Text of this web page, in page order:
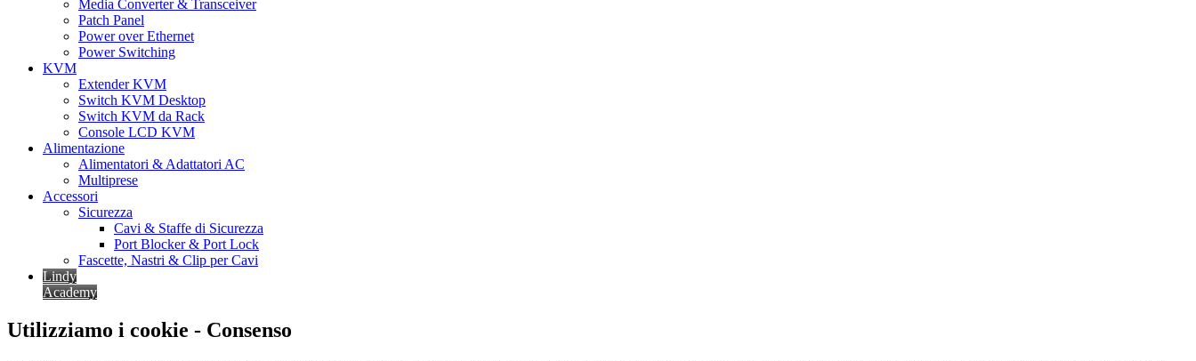
Media Converter & Transceiver
Patch Panel
Power over Ethernet
Power Switching
KVM
Extender KVM
Switch KVM Desktop
Switch KVM da Rack
Console LCD KVM
Alimentazione
Alimentatori & Adattatori AC
Multiprese
Accessori
Sicurezza
Cavi & Staffe di Sicurezza
Port Blocker & Port Lock
Fascette, Nastri & Clip per Cavi
Lindy
Academy
Utilizziamo i cookie - Consenso